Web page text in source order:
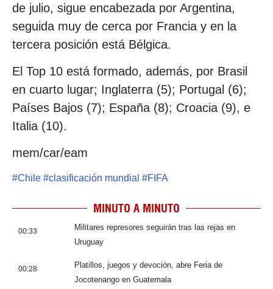
de julio, sigue encabezada por Argentina,
seguida muy de cerca por Francia y en la
tercera posición está Bélgica.
El Top 10 está formado, además, por Brasil
en cuarto lugar; Inglaterra (5); Portugal (6);
Países Bajos (7); España (8); Croacia (9), e
Italia (10).
mem/car/eam
#Chile #clasificación mundial #FIFA
MINUTO A MINUTO
00:33
Militares represores seguirán tras las rejas en
Uruguay
00:28
Platillos, juegos y devoción, abre Feria de
Jocotenango en Guatemala